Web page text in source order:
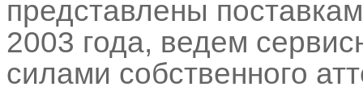
представлены
2003 года, ведем
силами собственного